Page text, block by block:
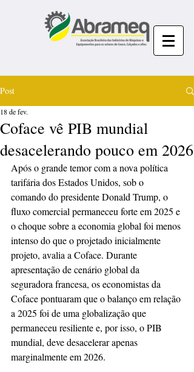
Post
Coface vê PIB mundial
desacelerando pouco em 2026
18 de fev.
Após o grande temor com a nova política
tarifária dos Estados Unidos, sob o
comando do presidente Donald Trump, o
fluxo comercial permaneceu forte em 2025 e
o choque sobre a economia global foi menos
intenso do que o projetado inicialmente
projeto, avalia a Coface. Durante
apresentação de cenário global da
seguradora francesa, os economistas da
Coface pontuaram que o balanço em relação
a 2025 foi de uma globalização que
permaneceu resiliente e, por isso, o PIB
mundial, deve desacelerar apenas
marginalmente em 2026.